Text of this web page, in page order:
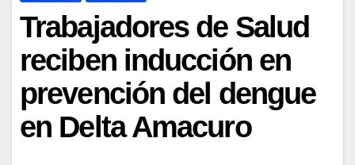
Trabajadores de Salud
reciben inducción en
prevención del dengue
en Delta Amacuro